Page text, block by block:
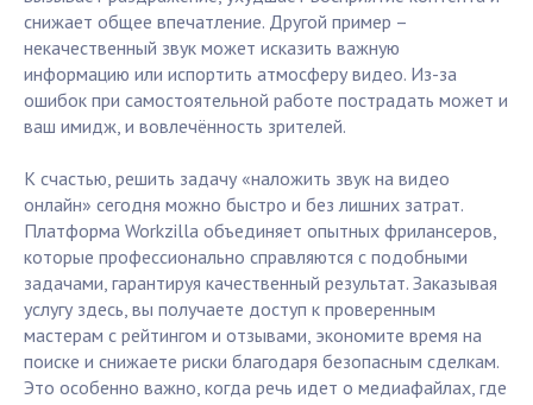
снижает общее впечатление. Другой пример –
некачественный звук может исказить важную
информацию или испортить атмосферу видео. Из-за
ошибок при самостоятельной работе пострадать может и
ваш имидж, и вовлечённость зрителей.
К счастью, решить задачу «наложить звук на видео
онлайн» сегодня можно быстро и без лишних затрат.
Платформа Workzilla объединяет опытных фрилансеров,
которые профессионально справляются с подобными
задачами, гарантируя качественный результат. Заказывая
услугу здесь, вы получаете доступ к проверенным
мастерам с рейтингом и отзывами, экономите время на
поиске и снижаете риски благодаря безопасным сделкам.
Это особенно важно, когда речь идет о медиафайлах, где